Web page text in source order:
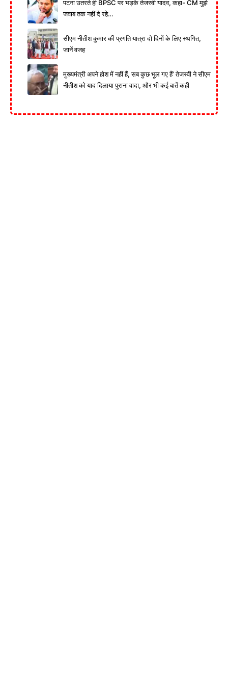
पटना उतरते ही BPSC पर भड़के तेजस्वी यादव, कहा- CM मुझे
जवाब तक नहीं दे रहे…
सीएम नीतीश कुमार की प्रगति यात्रा दो दिनों के लिए स्थगित,
जानें वजह
मुख्यमंत्री अपने होश में नहीं हैं, सब कुछ भूल गए हैं’ तेजस्वी ने सीएम
नीतीश को याद दिलाया पुराना वादा, और भी कई बातें कही